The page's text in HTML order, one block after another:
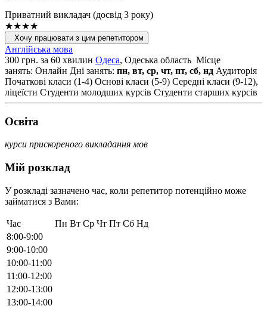
Приватний викладач (досвід 3 року)
★★★★
Хочу працювати з цим репетитором
Англійська мова
300 грн. за 60 хвилин Одеса, Одеська область Місце
занять: Онлайн Дні занять: пн, вт, ср, чт, пт, сб, нд Аудиторія
Початкові класи (1-4) Основі класи (5-9) Середні класи (9-12),
ліцеїсти Студенти молодших курсів Студенти старших курсів
Освiта
курси прискореного викладання мов
Мій розклад
У розкладі зазначено час, коли репетитор потенційно може
займатися з Вами:
Час Пн Вт Ср Чт Пт Сб Нд
8:00-9:00
9:00-10:00
10:00-11:00
11:00-12:00
12:00-13:00
13:00-14:00